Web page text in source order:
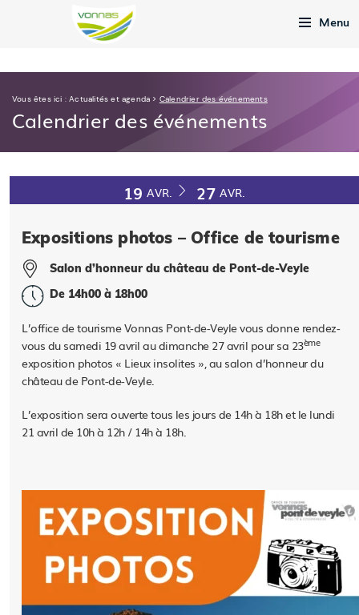
Menu
Vous êtes ici :Actualités et agenda > Calendrier des événements
Calendrier des événements
19 AVR. 27 AVR.
Expositions photos – Office de tourisme
Salon d’honneur du château de Pont-de-Veyle
De 14h00 à 18h00
L’office de tourisme Vonnas Pont-de-Veyle vous donne rendez-
vous du samedi 19 avril au dimanche 27 avril pour sa 23ème
exposition photos « Lieux insolites », au salon d’honneur du
château de Pont-de-Veyle.
L’exposition sera ouverte tous les jours de 14h à 18h et le lundi
21 avril de 10h à 12h / 14h à 18h.